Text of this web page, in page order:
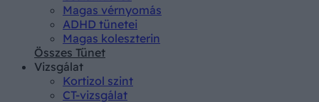
Magas vérnyomás
ADHD tünetei
Magas koleszterin
Összes Tünet
Vizsgálat
Kortizol szint
CT-vizsgálat